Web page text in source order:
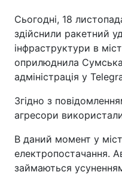
Сьогодні, 18
здійснили ракетний
інфраструктури в
оприлюднила
адміністрація у
Згідно з
агресори
В даний момент у
електропостачання.
займаються